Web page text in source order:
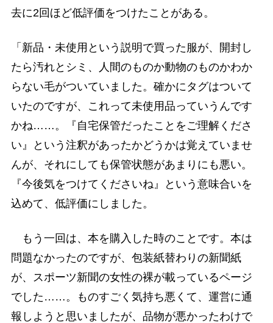
去に2回ほど低評価をつけたことがある。
「新品・未使用という説明で買った服が、開封し
たら汚れとシミ、人間のものか動物のものかわか
らない毛がついていました。確かにタグはついて
いたのですが、これって未使用品っていうんです
かね……。『自宅保管だったことをご理解くださ
い』という注釈があったかどうかは覚えていませ
んが、それにしても保管状態があまりにも悪い。
『今後気をつけてくださいね』という意味合いを
込めて、低評価にしました。
もう一回は、本を購入した時のことです。本は
問題なかったのですが、包装紙替わりの新聞紙
が、スポーツ新聞の女性の裸が載っているページ
でした……。ものすごく気持ち悪くて、運営に通
報しようと思いましたが、品物が悪かったわけで